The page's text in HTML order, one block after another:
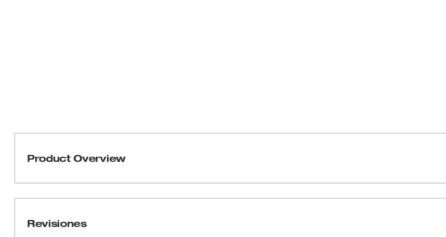
Product Overview
metálico ofrece una durabilidad superior y protege la exactitud, a la vez que mantiene el rendimiento
Revisiones